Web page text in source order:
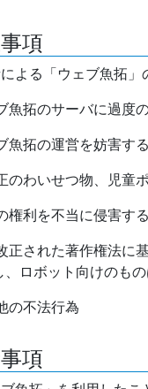
項
よる「ウェブ魚拓」
魚拓のサーバに過度
魚拓の運営を妨害す
のわいせつ物、児童
権利を不当に侵害す
正された著作権法に
、ロボット向けのも
の不法行為
項